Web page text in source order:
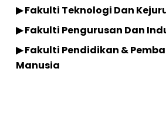
▶ Fakulti Teknologi Dan
▶ Fakulti Pengurusan Dan
▶ Fakulti Pendidikan &
Manusia